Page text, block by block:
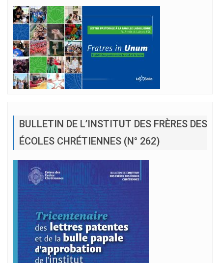
BULLETIN DE L’INSTITUT DES FRÈRES DES
ÉCOLES CHRÉTIENNES (N° 262)